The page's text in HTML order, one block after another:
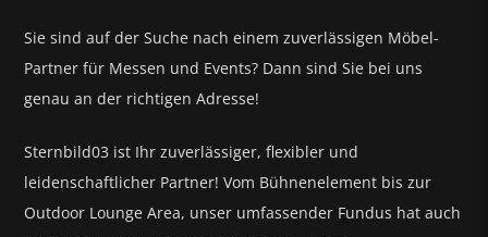
Sie sind auf der Suche nach einem zuverlässigen Möbel-
Partner für Messen und Events? Dann sind Sie bei uns
genau an der richtigen Adresse!
Sternbild03 ist Ihr zuverlässiger, flexibler und
leidenschaftlicher Partner! Vom Bühnenelement bis zur
Outdoor Lounge Area, unser umfassender Fundus hat auch